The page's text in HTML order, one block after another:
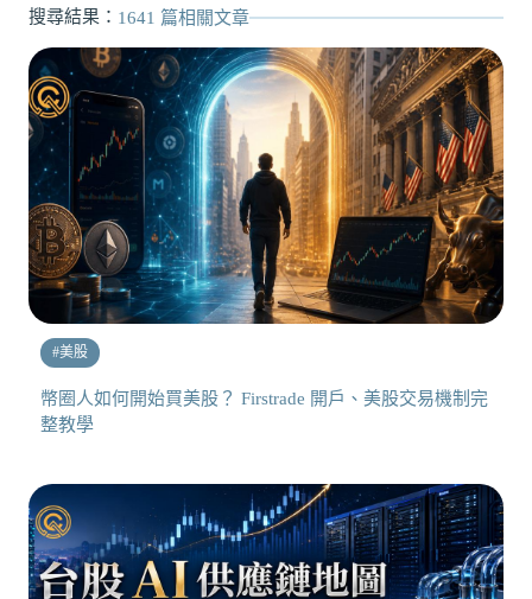
搜尋結果： 1641 篇相關文章
#美股
幣圈人如何開始買美股？ Firstrade 開戶、美股交易機制完
整教學